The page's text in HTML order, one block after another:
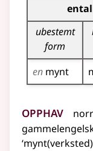
ubestemt
form
en mynt
Opphav